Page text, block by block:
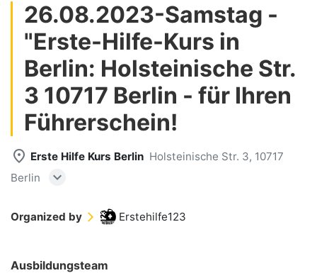
26.08.2023-Samstag -
"Erste-Hilfe-Kurs in
Berlin: Holsteinische Str.
3 10717 Berlin - für Ihren
Führerschein!
place Erste Hilfe Kurs Berlin Holsteinische Str. 3, 10717
Berlin
expand_more
Organized by arrow_forward_ios Erstehilfe123
Ausbildungsteam